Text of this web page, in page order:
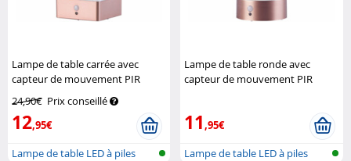
Lampe de table carrée avec
capteur de mouvement PIR
Lunartec
24,90€ Prix conseillé
12,95€
Lampe de table LED à piles
Lampe de table ronde avec
capteur de mouvement PIR
11,95€
Lampe de table LED à piles